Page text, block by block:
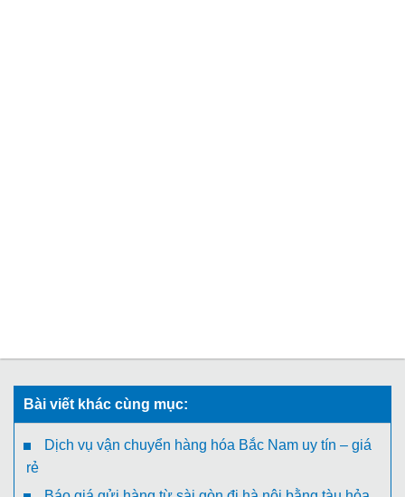
Bài viết khác cùng mục:
Dịch vụ vận chuyển hàng hóa Bắc Nam uy tín – giá
rẻ